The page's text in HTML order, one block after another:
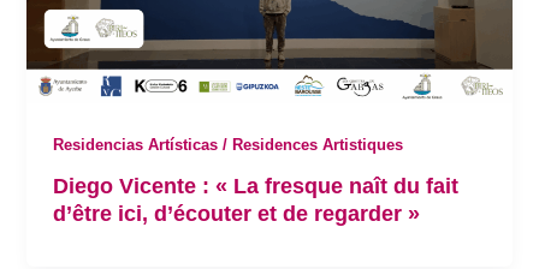
Residencias Artísticas / Residences Artistiques
Diego Vicente : « La fresque naît du fait
d’être ici, d’écouter et de regarder »